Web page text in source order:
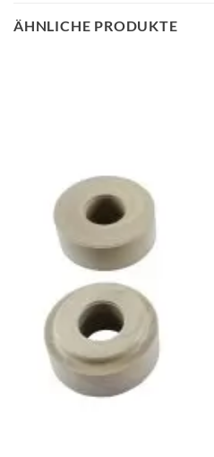
ÄHNLICHE PRODUKTE